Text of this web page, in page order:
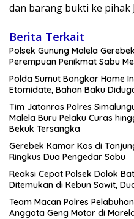
dan barang bukti ke pihak
Berita Terkait
Polsek Gunung Malela
Perempuan Penikmat Sabu
Polda Sumut Bongkar Home
Etomidate, Bahan Baku
Tim Jatanras Polres
Malela Buru Pelaku Curas
Bekuk Tersangka
Gerebek Kamar Kos di
Ringkus Dua Pengedar Sabu
Reaksi Cepat Polsek Dolok
Ditemukan di Kebun Sawit,
Team Macan Polres
Anggota Geng Motor di